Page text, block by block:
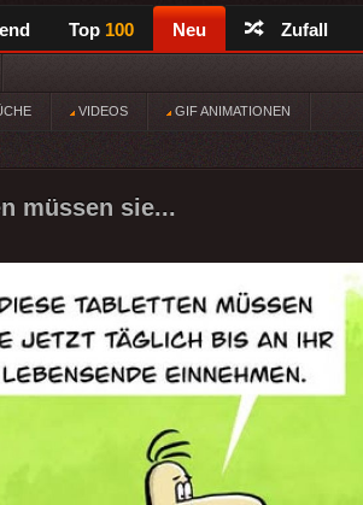
Top 100 Neu Zufall
VIDEOS GIF ANIMATIONEN
müssen sie...